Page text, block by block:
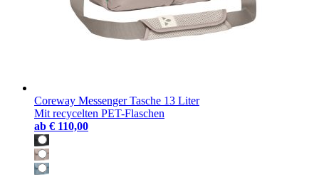
Coreway Messenger Tasche 13 Liter
Mit recycelten PET-Flaschen
ab € 110,00